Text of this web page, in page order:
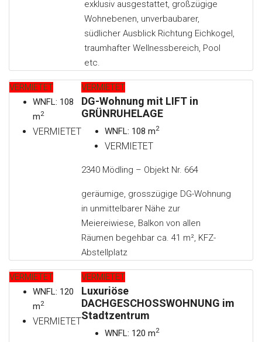
exklusiv ausgestattet, großzügige
Wohnebenen, unverbaubarer,
südlicher Ausblick Richtung Eichkogel,
traumhafter Wellnessbereich, Pool
etc.
VERMIETET
WNFL: 108
m2
VERMIETET
VERMIETET
DG-Wohnung mit LIFT in
GRÜNRUHELAGE
WNFL: 108 m2
VERMIETET
2340 Mödling – Objekt Nr. 664
geräumige, grosszügige DG-Wohnung
in unmittelbarer Nähe zur
Meiereiwiese, Balkon von allen
Räumen begehbar ca. 41 m², KFZ-
Abstellplatz
VERMIETET
WNFL: 120
m2
VERMIETET
VERMIETET
Luxuriöse
DACHGESCHOSSWOHNUNG im
Stadtzentrum
WNFL: 120 m2